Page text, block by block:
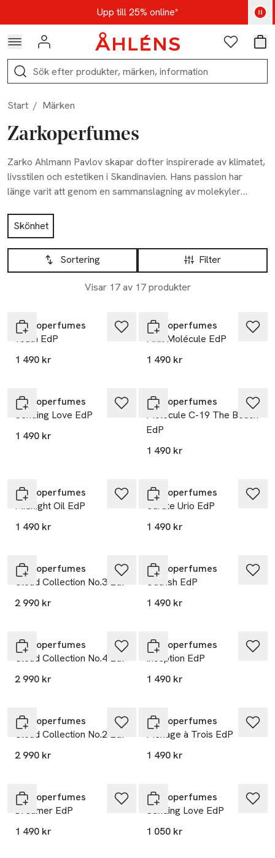
Hoppa till navigationsmenynUpp till 25% online*
Kod: AUG25 - Shoppa nu
Logga in Favoriter
Sök
Start / Märken
Zarkoperfumes
Zarko Ahlmann Pavlov skapar dofter inspirerade av klimatet,
livsstilen och estetiken i Skandinavien. Hans passion har
länge varit att genom en sammanslagning av molekyler
den. För Zarko är parfym ett konstverk och därför har han
skapat dofter med noggrant utvalda ingredienser och en
stilren design, som tar våra sinnen på en fantastisk resa. Alla
dofter är 100% veganska och handgjorda i Danmark.
Hoppa till produktsidan
Skönhet
Hoppa till produktsidan
Filter
Sortering
Visar 17 av 17 produkter
Lista över produkter
Zarkoperfumes
Youth EdP
1 490 kr
Zarkoperfumes
Pink Molécule EdP
1 490 kr
Zarkoperfumes
Sending Love EdP
1 490 kr
Zarkoperfumes
Molécule C-19 The Beach
EdP
1 490 kr
Zarkoperfumes
Midnight Oil EdP
1 490 kr
Zarkoperfumes
Carate Urio EdP
1 490 kr
Zarkoperfumes
Cloud Collection No.3 EdP
2 990 kr
Zarkoperfumes
Oud'ish EdP
1 490 kr
Zarkoperfumes
Cloud Collection No.4 EdP
2 990 kr
Zarkoperfumes
Inception EdP
1 490 kr
Zarkoperfumes
Cloud Collection No.2 EdP
2 990 kr
Zarkoperfumes
Ménage à Trois EdP
1 490 kr
Zarkoperfumes
Dreamer EdP
1 490 kr
Zarkoperfumes
Sending Love EdP
1 050 kr